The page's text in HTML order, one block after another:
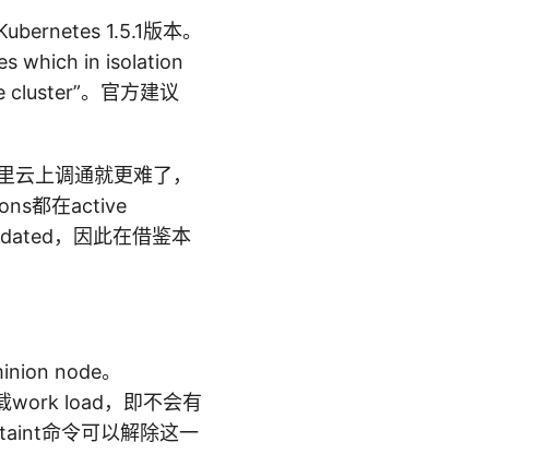
1.5.1版本。
which in isolation
。官方建议
上调通就更难了，
都在active
，因此在借鉴本
node。
work load，即不会有
命令可以解除这一